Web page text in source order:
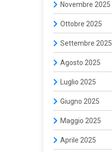
Novembre 2025
Ottobre 2025
Settembre 2025
Agosto 2025
Luglio 2025
Giugno 2025
Maggio 2025
Aprile 2025